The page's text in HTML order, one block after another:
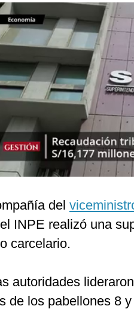
del
INPE realizó una
carcelario.
autoridades
de los pabellones 8